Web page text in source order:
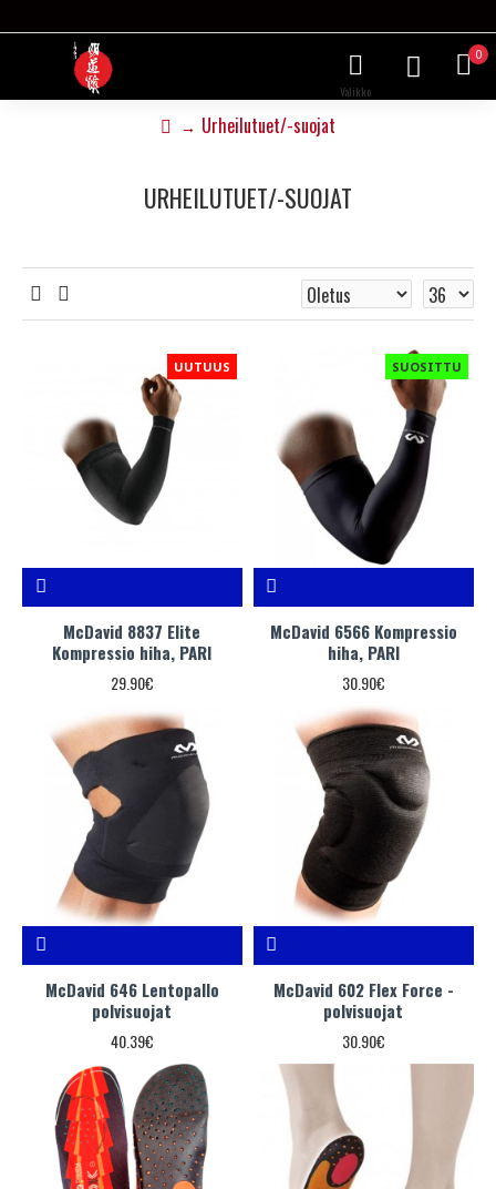
0
Urheilutuet/-suojat
URHEILUTUET/-SUOJAT
UUTUUS
McDavid 8837 Elite
Kompressio hiha, PARI
29.90€
SUOSITTU
McDavid 6566 Kompressio
hiha, PARI
30.90€
McDavid 646 Lentopallo
polvisuojat
40.39€
McDavid 602 Flex Force -
polvisuojat
30.90€